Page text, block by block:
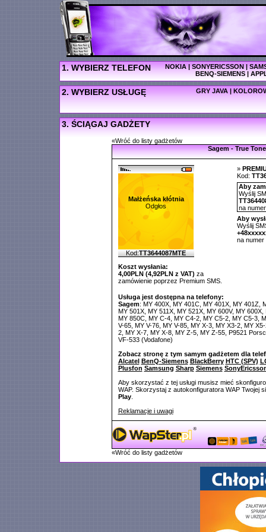
1. WYBIERZ TELEFON NOKIA|SONYERICSSON|
BENQ-SIEMENS|
2. WYBIERZ USŁUGĘ GRY JAVA |
3. ŚCIĄGAJ GADŻETY
«Wróć do listy gadżetów
Sagem - True Tone
Małżeńska kłótnia
Odgłos
Kod:TT3644087MTE
Koszt wysłania:
4,00PLN (4,92PLN z VAT) za
zamówienie poprzez Premium SMS.
»
Kod:
Aby
Wyślij
na
Aby
Wyślij
na numer
Usługa jest dostępna na telefony:
Sagem: MY 400X, MY 401C, MY 401X, MY 401Z,
MY 501X, MY 511X, MY 521X, MY 600V, MY
MY 850C, MY C-4, MY C4-2, MY C5-2, MY C5-3,
V-65, MY V-76, MY V-85, MY X-3, MY X3-2, MY
2, MY X-7, MY X-8, MY Z-5, MY Z-55, P9521
VF-533 (Vodafone)
Zobacz stronę z tym samym gadżetem dla
Alcatel BenQ-Siemens BlackBerry HTC (SPV)
Plusfon Samsung Sharp Siemens
Aby skorzystać z tej usługi musisz mieć
WAP. Skorzystaj z autokonfiguratora WAP Twojej
Play.
Reklamacje i uwagi
«Wróć do listy gadżetów